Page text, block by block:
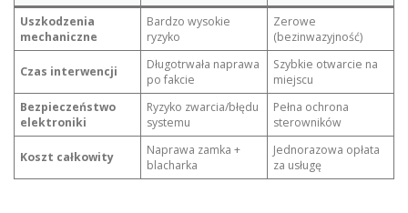
Uszkodzenia
mechaniczne
Bardzo wysokie
ryzyko
Zerowe
(bezinwazyjność)
Czas interwencji
Długotrwała naprawa
po fakcie
Szybkie otwarcie na
miejscu
Bezpieczeństwo
elektroniki
Ryzyko zwarcia/błędu
systemu
Pełna ochrona
sterowników
Koszt całkowity
Naprawa zamka +
blacharka
Jednorazowa opłata
za usługę